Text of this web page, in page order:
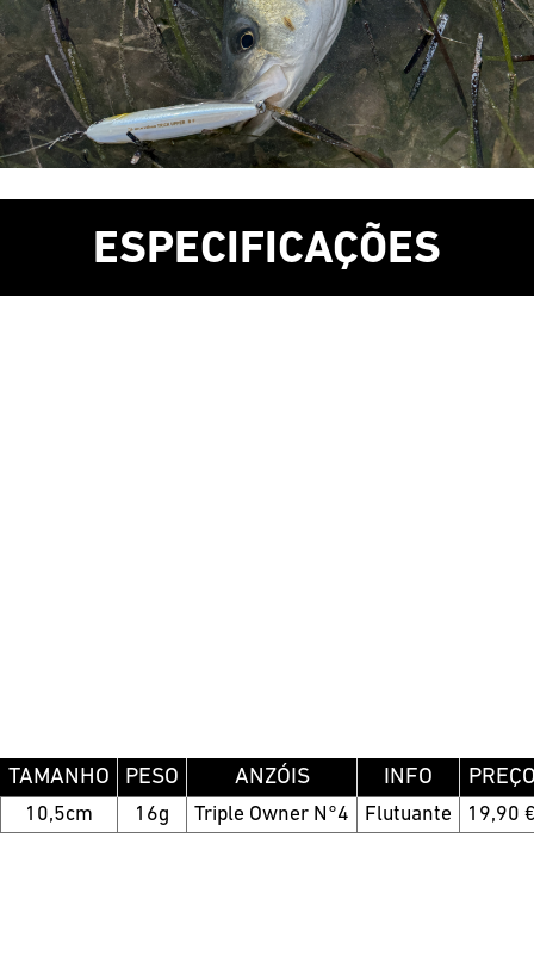
ESPECIFICAÇÕES
TAMANHO PESO ANZÓIS INFO
10,5cm 16g Triple Owner N°4 Flutuante 19,90